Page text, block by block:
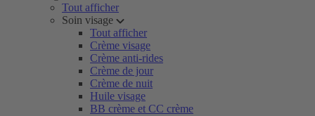
Tout afficher
Soin visage
Tout afficher
Crème visage
Crème anti-rides
Crème de jour
Crème de nuit
Huile visage
BB crème et CC crème